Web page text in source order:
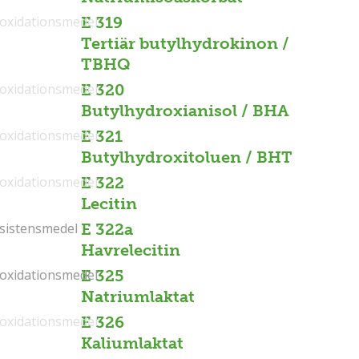
E 319
Tertiär butylhydrokinon /
TBHQ
E 320
Butylhydroxianisol / BHA
E 321
Butylhydroxitoluen / BHT
E 322
Lecitin
E 322a
Havrelecitin
E 325
Natriumlaktat
E 326
Kaliumlaktat